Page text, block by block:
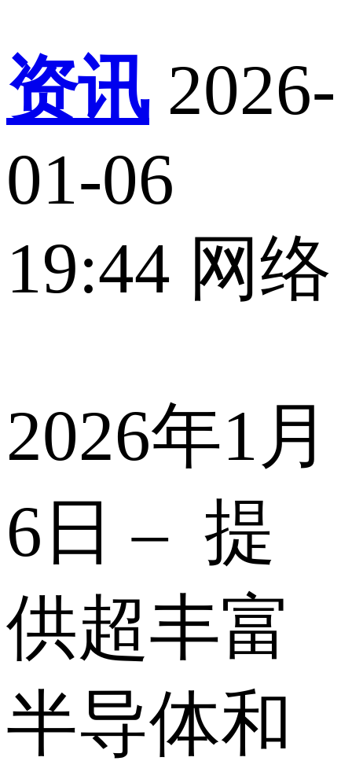
资讯 2026-
01-06
19:44 网络
2026年1月
6日 – 提
供超丰富
半导体和